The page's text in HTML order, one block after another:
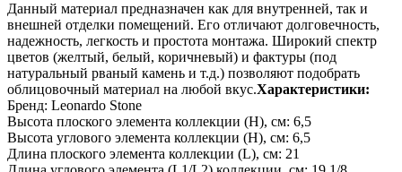
Данный материал предназначен как для внутренней, так и
внешней отделки помещений. Его отличают долговечность,
надежность, легкость и простота монтажа. Широкий спектр
цветов (желтый, белый, коричневый) и фактуры (под
натуральный рваный камень и т.д.) позволяют подобрать
облицовочный материал на любой вкус.Характеристики:
Бренд: Leonardo Stone
Высота плоского элемента коллекции (H), см: 6,5
Высота углового элемента коллекции (H), см: 6,5
Длина плоского элемента коллекции (L), см: 21